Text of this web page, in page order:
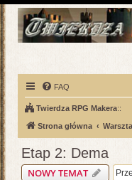
FAQ
Twierdza RPG Makera::
Strona główna
Etap 2: Dema
NOWY TEMAT